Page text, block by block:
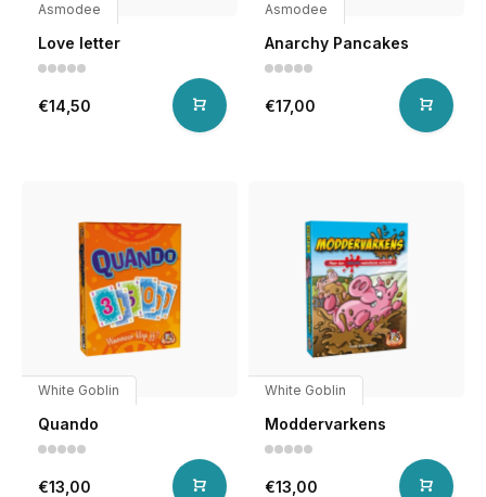
Asmodee
Love letter
€14,50
Asmodee
Anarchy Pancakes
€17,00
White Goblin
Quando
€13,00
White Goblin
Moddervarkens
€13,00